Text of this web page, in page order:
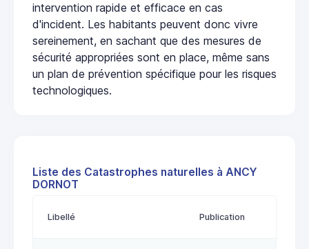
intervention rapide et efficace en cas
d'incident. Les habitants peuvent donc vivre
sereinement, en sachant que des mesures de
sécurité appropriées sont en place, même sans
un plan de prévention spécifique pour les risques
technologiques.
Liste des Catastrophes naturelles à ANCY
DORNOT
Libellé Publication